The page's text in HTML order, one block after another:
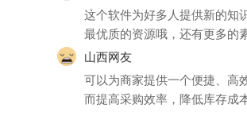
这个软件为好多人提供新的知
最优质的资源哦，还有更多的
山西网友
可以为商家提供一个便捷、高
而提高采购效率，降低库存成